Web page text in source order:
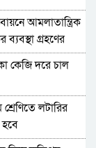
আমলাতান্ত্রিক
গ্রহণের
কেজি দরে চাল
লটারির
হবে